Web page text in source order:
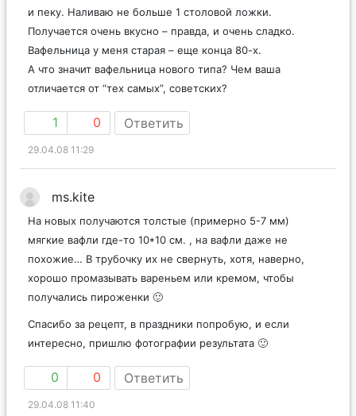
и пеку. Наливаю не больше 1 столовой ложки.
Получается очень вкусно – правда, и очень сладко.
Вафельница у меня старая – еще конца 80-х.
А что значит вафельница нового типа? Чем ваша
отличается от “тех самых”, советских?
1 0 Ответить
29.04.08 11:29
ms.kite
На новых получаются толстые (примерно 5-7 мм)
мягкие вафли где-то 10*10 см. , на вафли даже не
похожие… В трубочку их не свернуть, хотя, наверно,
хорошо промазывать вареньем или кремом, чтобы
получались пироженки 🙂
Спасибо за рецепт, в праздники попробую, и если
интересно, пришлю фотографии результата 🙂
0 0 Ответить
29.04.08 11:40